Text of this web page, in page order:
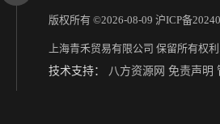
版权所有 ©2026-08-09 沪ICP备
上海青禾贸易有限公司 保留所有权利.
技术支持：
八方资源网 免责声明